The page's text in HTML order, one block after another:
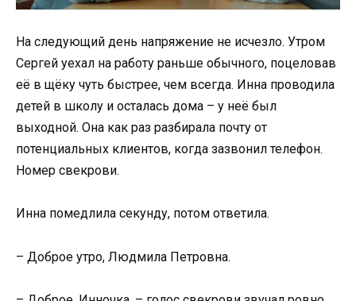
На следующий день напряжение не исчезло. Утром
Сергей уехал на работу раньше обычного, поцеловав
её в щёку чуть быстрее, чем всегда. Инна проводила
детей в школу и осталась дома – у неё был
выходной. Она как раз разбирала почту от
потенциальных клиентов, когда зазвонил телефон.
Номер свекрови.
Инна помедлила секунду, потом ответила.
– Доброе утро, Людмила Петровна.